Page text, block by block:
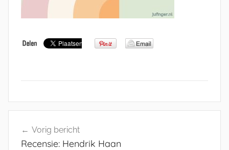
navigatie
Vorig bericht
Recensie: Hendrik Haan